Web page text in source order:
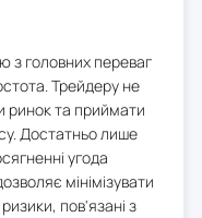
з головних переваг
Трейдеру не
ринок та приймати
Достатньо лише
угода
мінімізувати
пов'язані з